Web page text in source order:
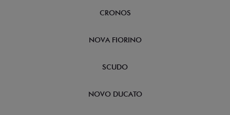
CRONOS
NOVA FIORINO
SCUDO
NOVO DUCATO